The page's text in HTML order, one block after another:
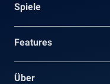
Spiele
Features
Über